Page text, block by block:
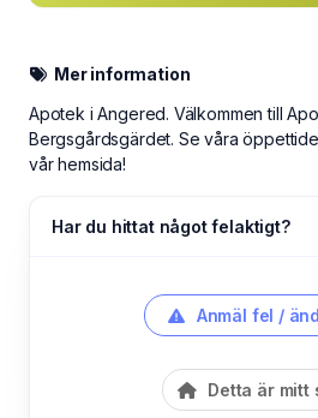
Mer information
Apotek i Angered. Välkommen till
Bergsgårdsgärdet. Se våra
vår hemsida!
Har du hittat något felaktigt?
Anmäl fel /
Detta är mitt